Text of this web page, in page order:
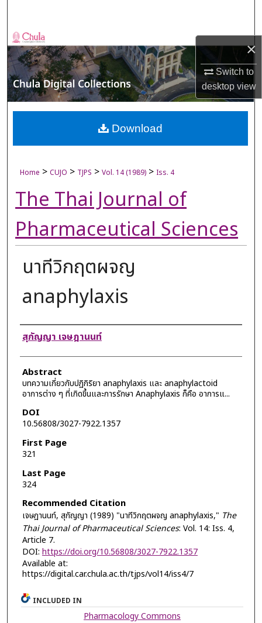
×
Switch to
desktopview
Browse Collections
My Account
About
Digital Commons Network™
Home > CUJO > TJPS > Vol. 14 (1989) > Iss. 4
The Thai Journal of
Pharmaceutical Sciences
นาทีวิกฤตผจญ
anaphylaxis
Authors
สุกัญญา เจษฎานนท์
Abstract
บทความเกี่ยวกับปฏิกิริยา anaphylaxis และ anaphylactoid
อาการต่าง ๆ ที่เกิดขึ้นและการรักษา Anaphylaxis ก็คือ อาการแ...
DOI
10.56808/3027-7922.1357
First Page
321
Last Page
324
Recommended Citation
เจษฎานนท์, สุกัญญา (1989) "นาทีวิกฤตผจญ anaphylaxis," The
Thai Journal of Pharmaceutical Sciences: Vol. 14: Iss. 4,
Article 7.
DOI: https://doi.org/10.56808/3027-7922.1357
Available at:
https://digital.car.chula.ac.th/tjps/vol14/iss4/7
Download
INCLUDED IN
Pharmacology Commons